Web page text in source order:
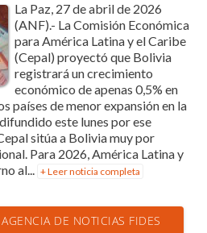
La Paz, 27 de abril de 2026
(ANF).- La Comisión Económica
para América Latina y el Caribe
(Cepal) proyectó que Bolivia
registrará un crecimiento
económico de apenas 0,5% en
países de menor expansión en la
este lunes por ese
sitúa a Bolivia muy por
Para 2026, América Latina y
al... + Leer noticia completa
DE NOTICIAS FIDES